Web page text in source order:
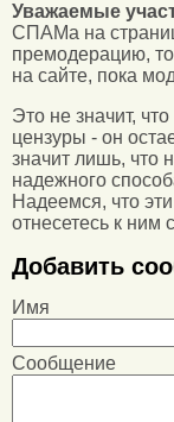
Уважаемые
СПАМа на
премодерацию,
на сайте, пока
Это не значит,
цензуры - он
значит лишь, что
надежного
Надеемся, что
отнесетесь к ним
Добавить
Имя
Сообщение